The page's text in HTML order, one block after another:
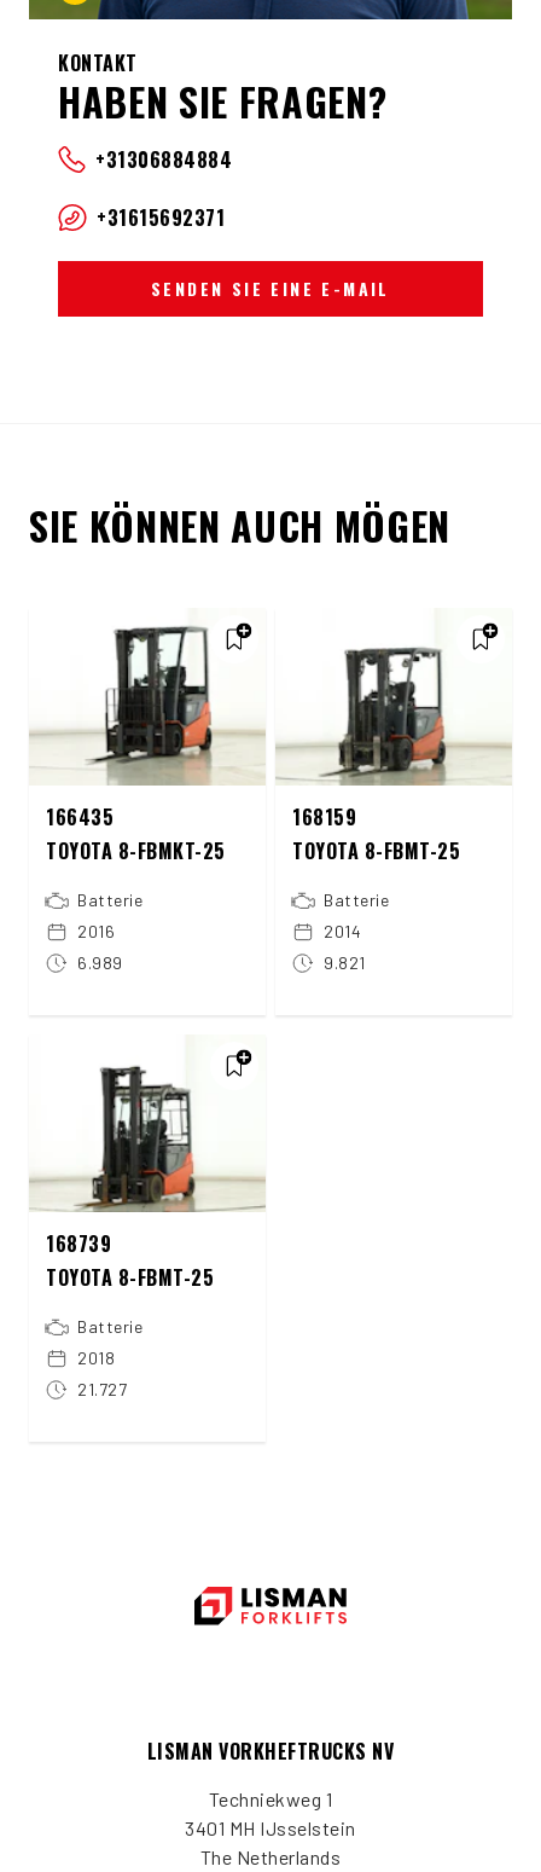
KONTAKT
HABEN SIE FRAGEN?
+31306884884
+31615692371
SENDEN SIE EINE E-MAIL
SIE KÖNNEN AUCH MÖGEN
166435
TOYOTA 8-FBMKT-25
Batterie
2016
6.989
168159
TOYOTA 8-FBMT-25
Batterie
2014
9.821
168739
TOYOTA 8-FBMT-25
Batterie
2018
21.727
LISMAN VORKHEFTRUCKS NV
Techniekweg 1
3401 MH IJsselstein
The Netherlands